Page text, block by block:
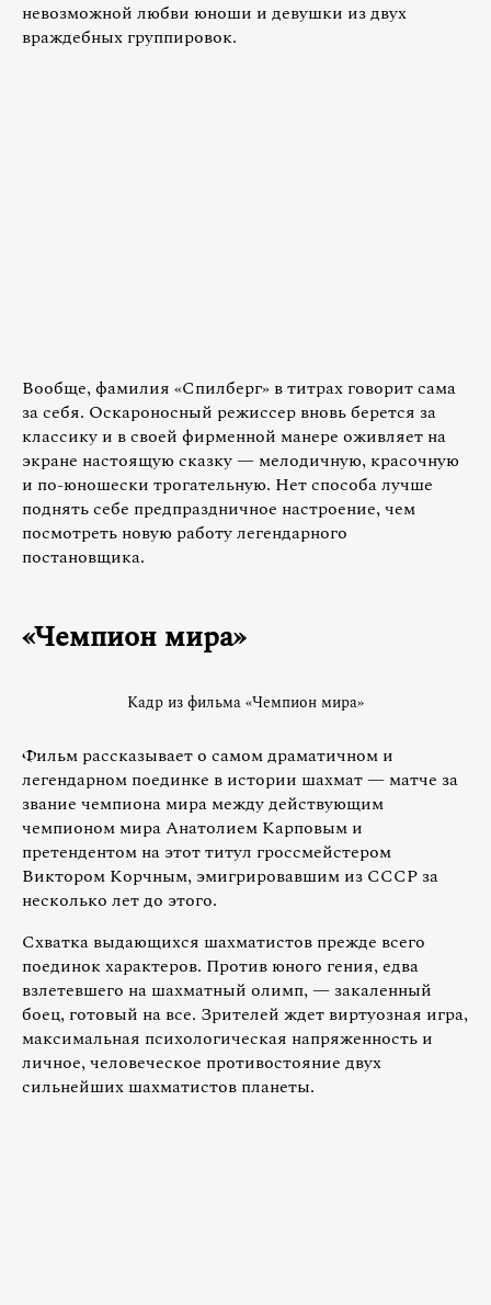
невозможной любви юноши и девушки из двух
враждебных группировок.
Вообще, фамилия «Спилберг» в титрах говорит сама
за себя. Оскароносный режиссер вновь берется за
классику и в своей фирменной манере оживляет на
экране настоящую сказку — мелодичную, красочную
и по-юношески трогательную. Нет способа лучше
поднять себе предпраздничное настроение, чем
посмотреть новую работу легендарного
постановщика.
«Чемпион мира»
Кадр из фильма «Чемпион мира»
Фильм рассказывает о самом драматичном и
легендарном поединке в истории шахмат — матче за
звание чемпиона мира между действующим
чемпионом мира Анатолием Карповым и
претендентом на этот титул гроссмейстером
Виктором Корчным, эмигрировавшим из СССР за
несколько лет до этого.
Схватка выдающихся шахматистов прежде всего
поединок характеров. Против юного гения, едва
взлетевшего на шахматный олимп, — закаленный
боец, готовый на все. Зрителей ждет виртуозная игра,
максимальная психологическая напряженность и
личное, человеческое противостояние двух
сильнейших шахматистов планеты.